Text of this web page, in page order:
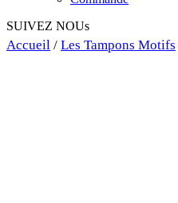
SUIVEZ NOUs
Accueil / Les Tampons Motifs